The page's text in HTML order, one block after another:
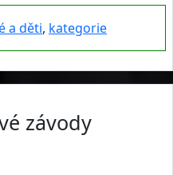
a děti, kategorie
závody